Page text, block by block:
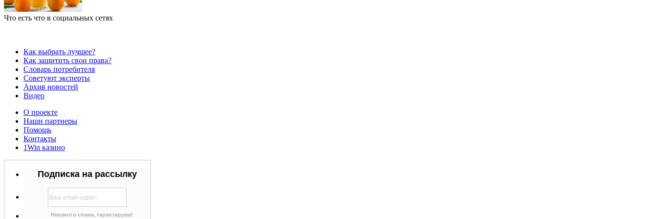
Что есть что в социальных сетях
Как выбрать лучшее?
Как защитить свои права?
Словарь потребителя
Советуют эксперты
Архив новостей
Видео
О проекте
Наши партнеры
Помощь
Контакты
1Win казино
Подписка на рассылку
Никакого спама, гарантируем!